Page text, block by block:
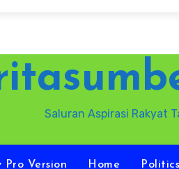
Saluran Aspirasi Rakyat
Pro Version Home Politics